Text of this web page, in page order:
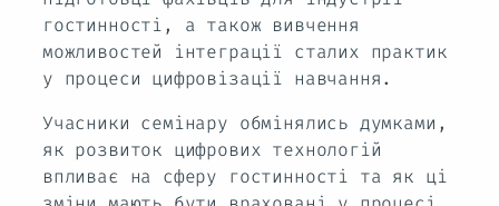
гостинності, а також вивчення
можливостей інтеграції сталих практик
у процеси цифровізації навчання.
Учасники семінару обмінялись думками,
як розвиток цифрових технологій
впливає на сферу гостинності та як ці